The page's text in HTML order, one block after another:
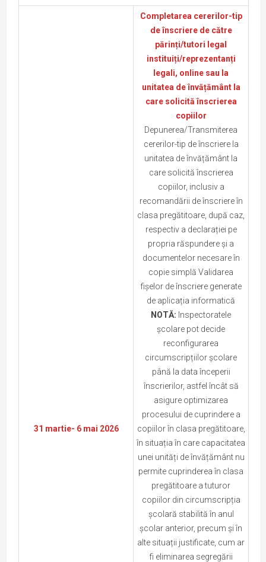
31 martie- 6 mai 2026
Completarea cererilor-tip
de înscriere de către
părinți/tutori legal
instituiți/reprezentanți
legali, online sau la
unitatea de învățământ la
care solicită înscrierea
copiilor
Depunerea/Transmiterea
cererilor-tip de înscriere la
unitatea de învățământ la
care solicită înscrierea
copiilor, inclusiv a
recomandării de înscriere în
clasa pregătitoare, după caz,
respectiv a declarației pe
propria răspundere și a
documentelor necesare în
copie simplă Validarea
fișelor de înscriere generate
de aplicația informatică
NOTĂ: Inspectoratele
școlare pot decide
reconfigurarea
circumscripțiilor școlare
până la data începerii
înscrierilor, astfel încât să
asigure optimizarea
procesului de cuprindere a
copiilor în clasa pregătitoare,
în situația în care capacitatea
unei unități de învățământ nu
permite cuprinderea în clasa
pregătitoare a tuturor
copiilor din circumscripția
școlară stabilită în anul
școlar anterior, precum și în
alte situații justificate, cum ar
fi eliminarea segregării